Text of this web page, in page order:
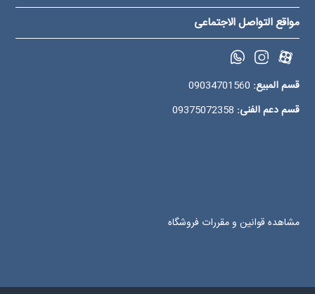
مواقع التواصل الاجتماعی
قسم المبیع:
قسم دعم الفنی:
مشاهده قوانین و مقررات فروشگاه